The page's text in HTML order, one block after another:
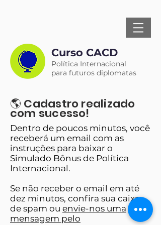
Curso CACD
Política Internacional
para futuros diplomatas
🌎 Cadastro realizado
com sucesso!
Dentro de poucos minutos, você
receberá um email com as
instruções para baixar o
Simulado Bônus de Política
Internacional.
Se não receber o email em até
dez minutos, confira sua caixa
de spam ou envie-nos uma
mensagem pelo